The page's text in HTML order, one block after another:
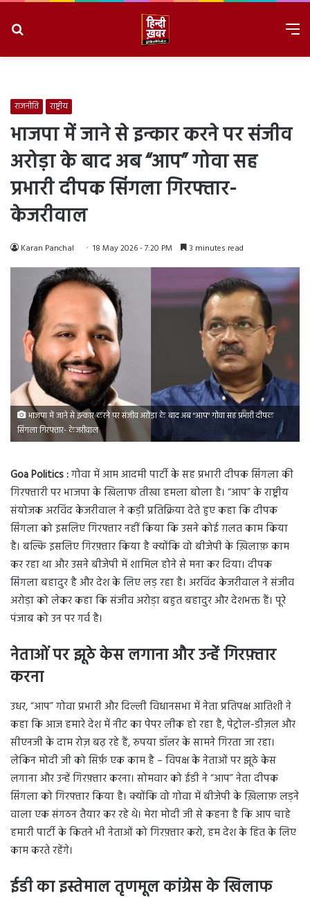
राजनीति राष्ट्रीय
भाजपा में जाने से इन्कार करने पर संजीव
अरोड़ा के बाद अब “आप” गोवा सह
प्रभारी दीपक सिंगला गिरफ्तार-
केजरीवाल
Karan Panchal 18 May 2026 - 7:20 PM 3 minutes read
भाजपा में जाने से इन्कार करने पर संजीव अरोड़ा के बाद अब "आप" गोवा सह प्रभारी दीपक
सिंगला गिरफ्तार- केजरीवाल
Goa Politics :गोवा में आम आदमी पार्टी के सह प्रभारी दीपक सिंगला की
गिरफ्तारी पर भाजपा के खिलाफ तीखा हमला बोला है। “आप” के राष्ट्रीय
संयोजक अरविंद केजरीवाल ने कड़ी प्रतिक्रिया देते हुए कहा कि दीपक
सिंगला को इसलिए गिरफ्तार नहीं किया कि उसने कोई ग़लत काम किया
है। बल्कि इसलिए गिरफ़्तार किया है क्योंकि वो बीजेपी के ख़िलाफ़ काम
कर रहा था और उसने बीजेपी में शामिल होने से मना कर दिया। दीपक
सिंगला बहादुर है और देश के लिए लड़ रहा है। अरविंद केजरीवाल ने संजीव
अरोड़ा को लेकर कहा कि संजीव अरोड़ा बहुत बहादुर और देशभक्त हैं। पूरे
पंजाब को उन पर गर्व है।
नेताओं पर झूठे केस लगाना और उन्हें गिरफ़्तार
करना
उधर, “आप” गोवा प्रभारी और दिल्ली विधानसभा में नेता प्रतिपक्ष आतिशी ने
कहा कि आज हमारे देश में नीट का पेपर लीक हो रहा है, पेट्रोल-डीज़ल और
सीएनजी के दाम रोज़ बढ़ रहे हैं, रुपया डॉलर के सामने गिरता जा रहा।
लेकिन मोदी जी को सिर्फ़ एक काम है – विपक्ष के नेताओं पर झूठे केस
लगाना और उन्हें गिरफ़्तार करना। सोमवार को ईडी ने “आप” नेता दीपक
सिंगला को गिरफ्तार किया है। क्योंकि वो गोवा में बीजेपी के ख़िलाफ़ लड़ने
वाला एक संगठन तैयार कर रहे थे। मेरा मोदी जी से कहना है कि आप चाहे
हमारी पार्टी के कितने भी नेताओं को गिरफ़्तार करो, हम देश के हित के लिए
काम करते रहेंगे।
ईडी का इस्तेमाल तृणमूल कांग्रेस के खिलाफ